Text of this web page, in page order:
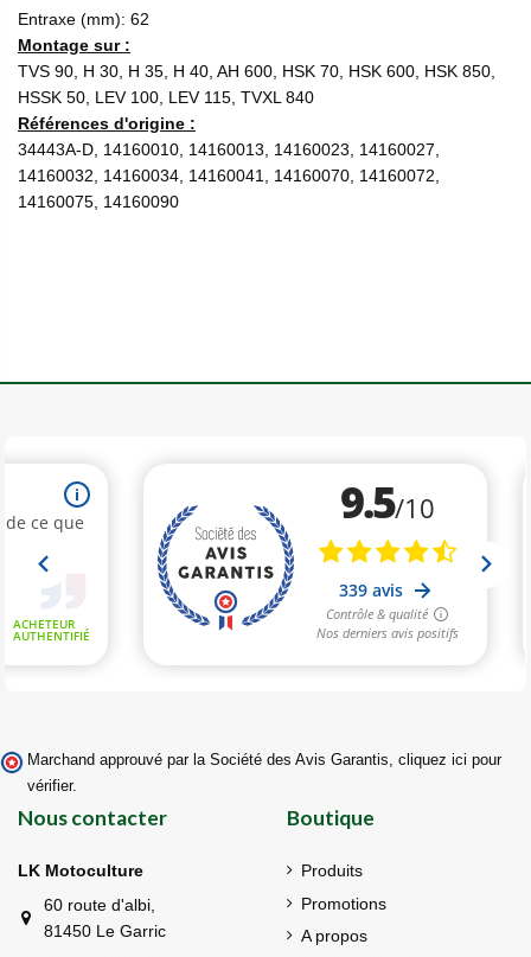
Entraxe (mm): 62
Montage sur :
TVS 90, H 30, H 35, H 40, AH 600, HSK 70, HSK 600, HSK 850,
HSSK 50, LEV 100, LEV 115, TVXL 840
Références d'origine :
34443A-D, 14160010, 14160013, 14160023, 14160027,
14160032, 14160034, 14160041, 14160070, 14160072,
14160075, 14160090
Marchand approuvé par la Société des Avis Garantis, cliquez ici pour
vérifier.
Nous contacter
LK Motoculture
60 route d'albi,
81450 Le Garric
Boutique
Produits
Promotions
A propos